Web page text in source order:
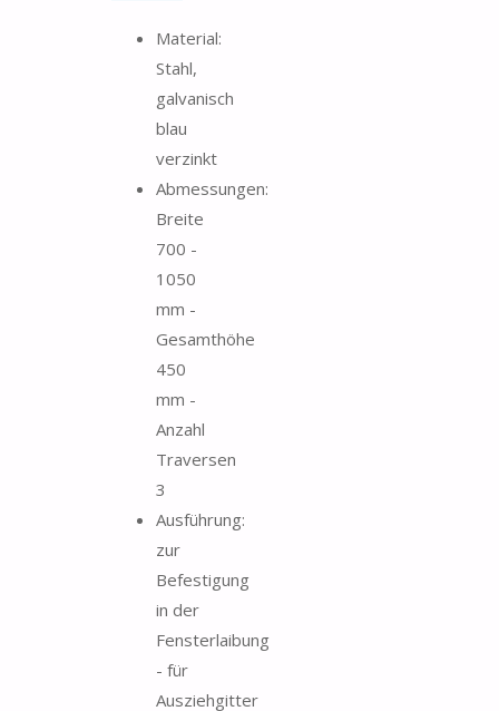
Material:
Stahl,
galvanisch
blau
verzinkt
Abmessungen:
Breite
700 -
1050
mm -
Gesamthöhe
450
mm -
Anzahl
Traversen
3
Ausführung:
zur
Befestigung
in der
Fensterlaibung
- für
Ausziehgitter